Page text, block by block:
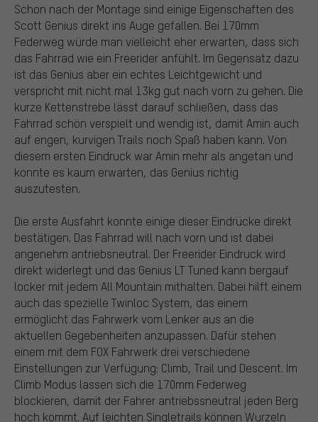
Schon nach der Montage sind einige Eigenschaften des
Scott Genius direkt ins Auge gefallen. Bei 170mm
Federweg würde man vielleicht eher erwarten, dass sich
das Fahrrad wie ein Freerider anfühlt. Im Gegensatz dazu
ist das Genius aber ein echtes Leichtgewicht und
verspricht mit nicht mal 13kg gut nach vorn zu gehen. Die
kurze Kettenstrebe lässt darauf schließen, dass das
Fahrrad schön verspielt und wendig ist, damit Amin auch
auf engen, kurvigen Trails noch Spaß haben kann. Von
diesem ersten Eindruck war Amin mehr als angetan und
konnte es kaum erwarten, das Genius richtig
auszutesten.
Die erste Ausfahrt konnte einige dieser Eindrücke direkt
bestätigen. Das Fahrrad will nach vorn und ist dabei
angenehm antriebsneutral. Der Freerider Eindruck wird
direkt widerlegt und das Genius LT Tuned kann bergauf
locker mit jedem All Mountain mithalten. Dabei hilft einem
auch das spezielle Twinloc System, das einem
ermöglicht das Fahrwerk vom Lenker aus an die
aktuellen Gegebenheiten anzupassen. Dafür stehen
einem mit dem FOX Fahrwerk drei verschiedene
Einstellungen zur Verfügung: Climb, Trail und Descent. Im
Climb Modus lassen sich die 170mm Federweg
blockieren, damit der Fahrer antriebssneutral jeden Berg
hoch kommt. Auf leichten Singletrails können Wurzeln